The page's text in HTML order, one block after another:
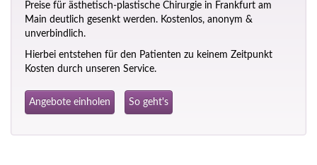
Preise für ästhetisch-plastische Chirurgie in Frankfurt am
Main deutlich gesenkt werden. Kostenlos, anonym &
unverbindlich.
Hierbei entstehen für den Patienten zu keinem Zeitpunkt
Kosten durch unseren Service.
Angebote einholen So geht's